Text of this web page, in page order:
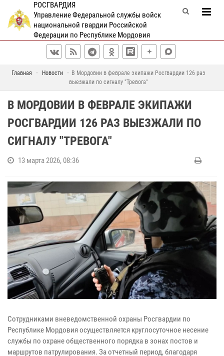
РОСГВАРДИЯ
Управление Федеральной службы войск
национальной гвардии Российской
Федерации по Республике Мордовия
Главная Новости
В Мордовии в феврале экипажи Росгвардии 126 раз
выезжали по сигналу "Тревога"
В МОРДОВИИ В ФЕВРАЛЕ ЭКИПАЖИ
РОСГВАРДИИ 126 РАЗ ВЫЕЗЖАЛИ ПО
СИГНАЛУ "ТРЕВОГА"
13 марта 2026, 08:36
Сотрудниками вневедомственной охраны Росгвардии по
Республике Мордовия осуществляется круглосуточное несение
службы по охране общественного порядка в зонах постов и
маршрутов патрулирования. За отчетный период, благодаря